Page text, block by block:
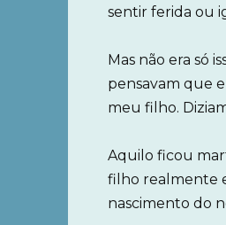
sentir ferida ou
Mas não era só
pensavam que
meu filho.
Aquilo ficou
filho realmente
nascimento do